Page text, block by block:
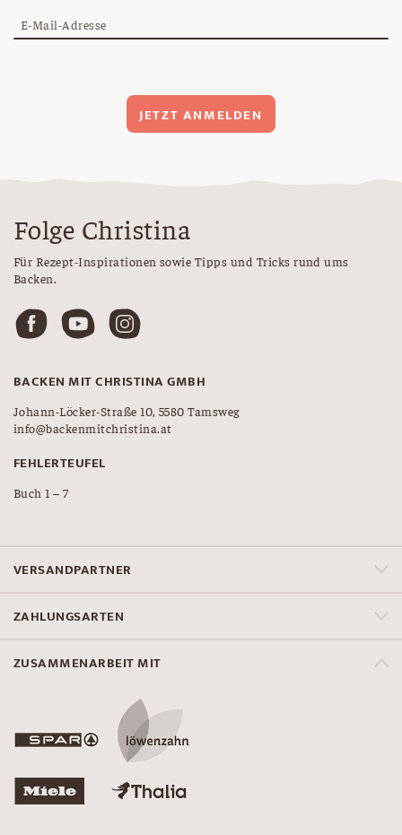
E-Mail-Adresse
JETZT ANMELDEN
Folge Christina
Für Rezept-Inspirationen sowie Tipps und Tricks rund ums
Backen.
BACKEN MIT CHRISTINA GMBH
Johann-Löcker-Straße 10, 5580 Tamsweg
info@backenmitchristina.at
FEHLERTEUFEL
Buch 1 – 7
VERSANDPARTNER
ZAHLUNGSARTEN
ZUSAMMENARBEIT MIT